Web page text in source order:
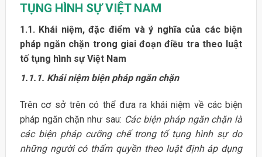
TỤNG HÌNH SỰ VIỆT NAM
1.1. Khái niệm, đặc điểm và ý nghĩa của các biện
pháp ngăn chặn trong giai đoạn điều tra theo luật
tố tụng hình sự Việt Nam
1.1.1. Khái niệm biện pháp ngăn chặn
Trên cơ sở trên có thể đưa ra khái niệm về các biện
pháp ngăn chặn như sau: Các biện pháp ngăn chặn là
các biện pháp cưỡng chế trong tố tụng hình sự do
những người có thẩm quyền theo luật định áp dụng